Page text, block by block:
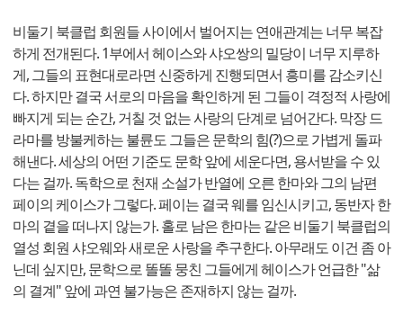
비둘기 북클럽 회원들 사이에서 벌어지는 연애관계는 너무 복잡
하게 전개된다. 1부에서 헤이스와 샤오쌍의 밀당이 너무 지루하
게, 그들의 표현대로라면 신중하게 진행되면서 흥미를 감소키신
다. 하지만 결국 서로의 마음을 확인하게 된 그들이 격정적 사랑에
빠지게 되는 순간, 거칠 것 없는 사랑의 단계로 넘어간다. 막장 드
라마를 방불케하는 불륜도 그들은 문학의 힘(?)으로 가볍게 돌파
해낸다. 세상의 어떤 기준도 문학 앞에 세운다면, 용서받을 수 있
다는 걸까. 독학으로 천재 소설가 반열에 오른 한마와 그의 남편
페이의 케이스가 그렇다. 페이는 결국 웨를 임신시키고, 동반자 한
마의 곁을 떠나지 않는가. 홀로 남은 한마는 같은 비둘기 북클럽의
열성 회원 샤오웨와 새로운 사랑을 추구한다. 아무래도 이건 좀 아
닌데 싶지만, 문학으로 똘똘 뭉친 그들에게 헤이스가 언급한 "삶
의 결계" 앞에 과연 불가능은 존재하지 않는 걸까.